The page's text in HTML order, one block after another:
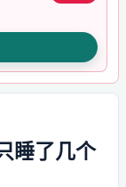
睡了几个